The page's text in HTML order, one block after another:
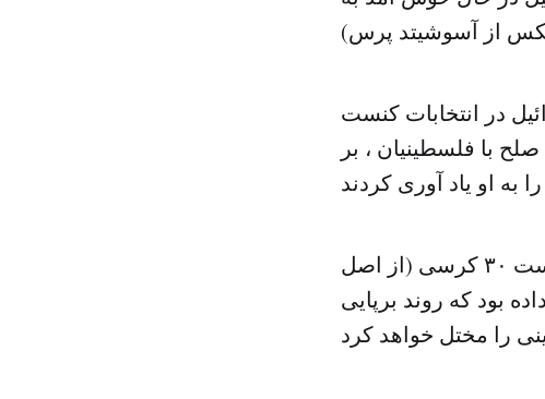
از آسوشیتد پرس)
در انتخابات کنست
با فلسطینیان ، بر
نتانیاهو و حزب او (حزب لیکود) که بر اساس نتیج غیر نهایی، توانست ۳۰ کرسی (از اصل
بود که روند برپایی